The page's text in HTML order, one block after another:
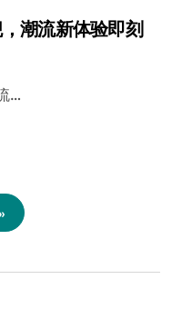
潮流新体验即刻
…